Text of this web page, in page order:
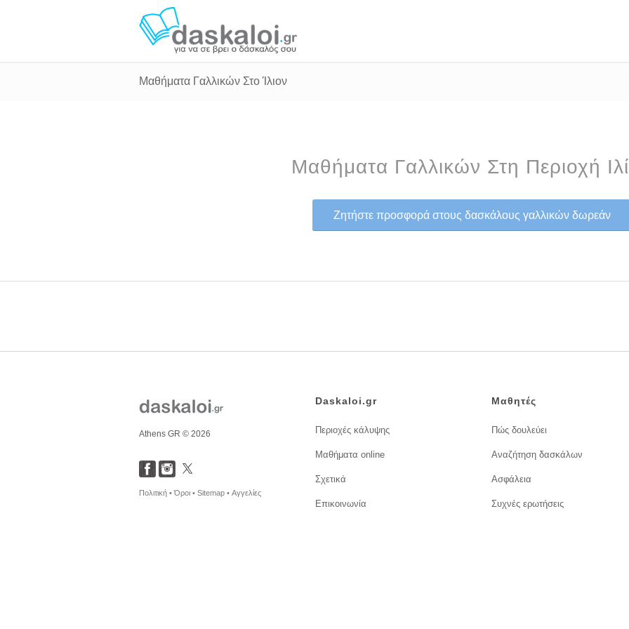
Μαθήματα Γαλλικών Στο Ίλιον
Μαθήματα Γαλλικών Στη Περιοχή
Ζητήστε προσφορά στους δασκάλους γαλλικών δωρεάν
Athens GR © 2026
Πολιτική •Όροι • Sitemap • Αγγελίες
Daskaloi.gr
Περιοχές κάλυψης
Μαθήματα online
Σχετικά
Επικοινωνία
Μαθητές
Πώς δουλεύει
Αναζήτηση δασκάλων
Ασφάλεια
Συχνές ερωτήσεις